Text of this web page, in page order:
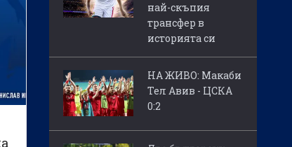
най-скъпия
трансфер в
историята си
НА ЖИВО: Макаби
Тел Авив - ЦСКА
0:2